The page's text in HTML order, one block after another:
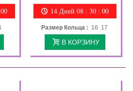
14 Дней 08 : 29 : 58
Размер Кольца : 16 17
В КОРЗИНУ